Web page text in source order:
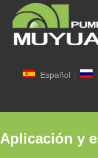
Español |
Aplicación y